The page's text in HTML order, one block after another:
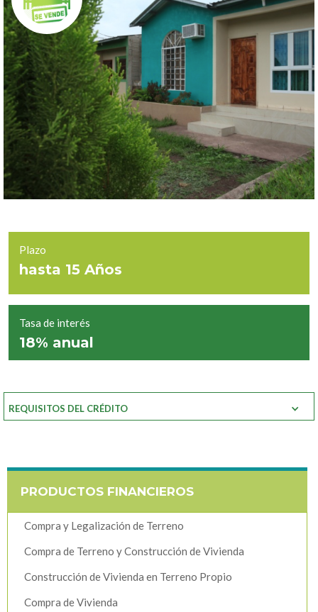
Plazo
hasta 15 Años
Tasa de interés
18% anual
REQUISITOS DEL CRÉDITO
PRODUCTOS FINANCIEROS
Compra y Legalización de Terreno
Compra de Terreno y Construcción de Vivienda
Construcción de Vivienda en Terreno Propio
Compra de Vivienda